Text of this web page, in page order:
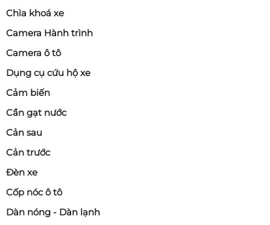
Chìa khoá xe
Camera Hành trình
Camera ô tô
Dụng cụ cứu hộ xe
Cảm biến
Cần gạt nước
Cản sau
Cản trước
Đèn xe
Cốp nóc ô tô
Dàn nóng - Dàn lạnh